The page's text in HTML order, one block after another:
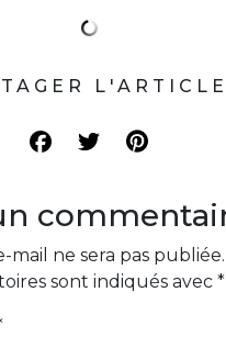
L'ARTICLE
mail ne sera pas publiée.
sont indiqués avec *